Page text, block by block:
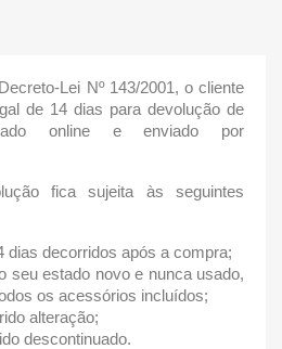
Lei Nº 143/2001, o cliente
de 14 dias para devolução de
online e enviado por
fica sujeita às seguintes
dias decorridos após a compra;
seu estado novo e nunca usado,
os acessórios incluídos;
alteração;
descontinuado.